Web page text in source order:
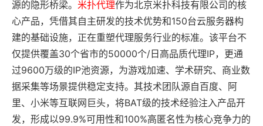
源的隐形桥梁。 米扑代理作为北京米扑科技有限公司的核
心产品，凭借其自主研发的技术优势和150台云服务器构
建的基础设施，正在重塑代理服务行业的标准。该平台不
仅提供覆盖30个省市的50000个/日高品质代理IP，更通
过9600万级的IP池资源，为游戏加速、学术研究、商业数
据采集等场景提供稳定支持。其技术团队源自百度、阿
里、小米等互联网巨头，将BAT级的技术经验注入产品开
发，形成以99.9%可用性和100%高匿名性为核心竞争力的